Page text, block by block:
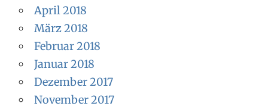
April 2018
März 2018
Februar 2018
Januar 2018
Dezember 2017
November 2017